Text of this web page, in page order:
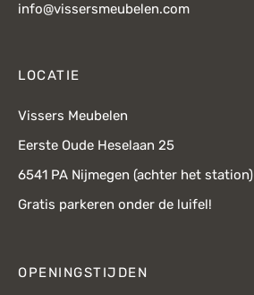
info@vissersmeubelen.com
LOCATIE
Vissers Meubelen
Eerste Oude Heselaan 25
6541 PA Nijmegen (achter het station)
Gratis parkeren onder de luifel!
OPENINGSTIJDEN